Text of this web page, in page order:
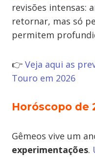
revisões intensas:
retornar, mas só
permitem
👉 Veja aqui as
Touro em 2026
Horóscopo de
Gêmeos vive um
experimentações.